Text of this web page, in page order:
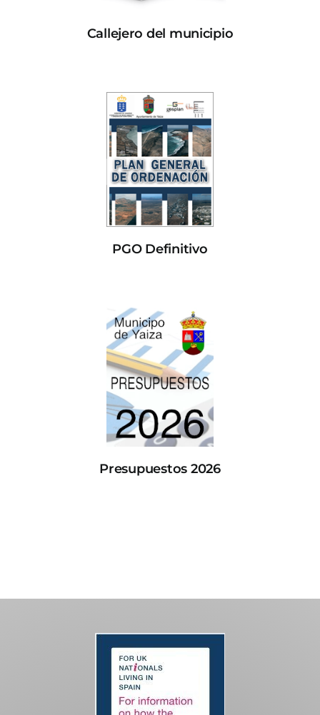
Callejero del municipio
PGO Definitivo
Presupuestos 2026